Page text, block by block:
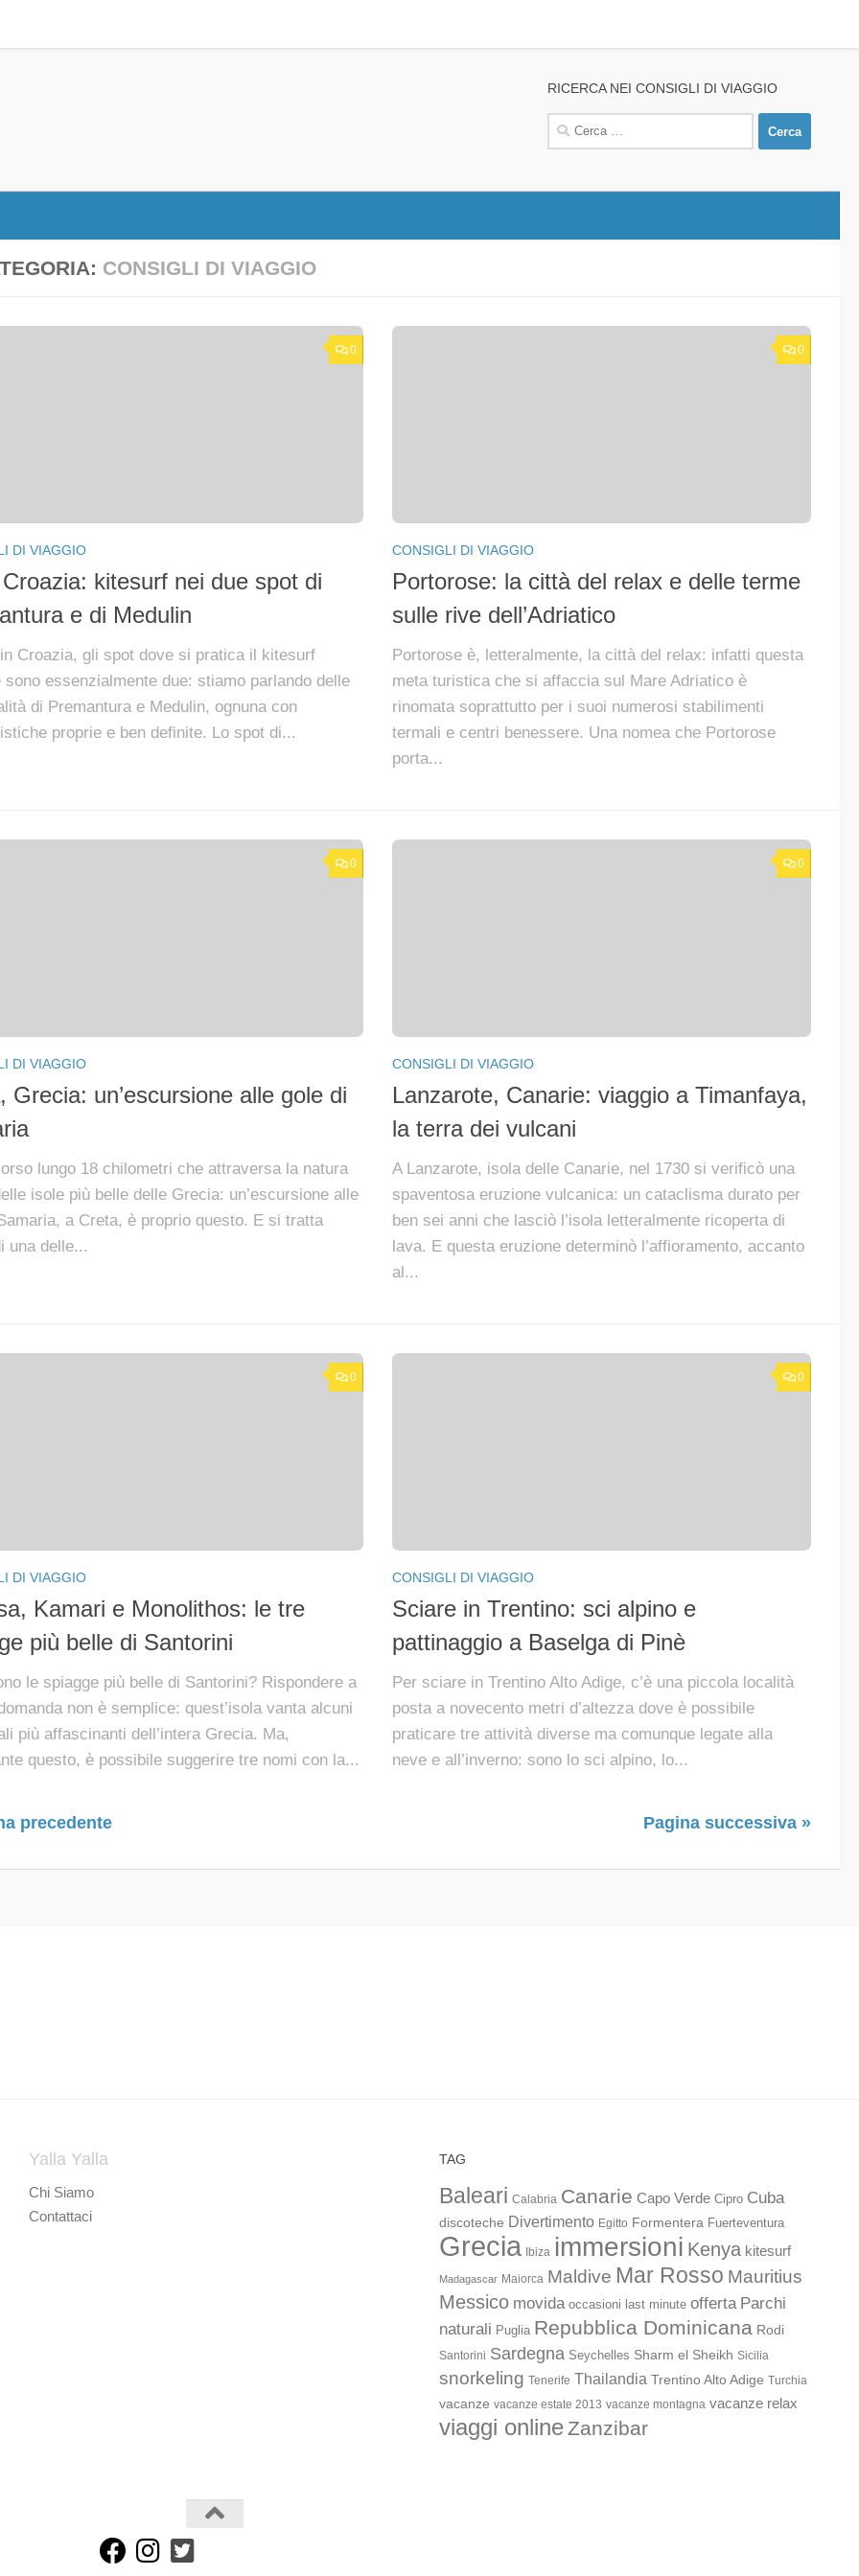
RICERCA NEI CONSIGLI DI VIAGGIO
Ricerca
per:
CONSIGLI DI VIAGGIO
0
DI VIAGGIO
kitesurf nei due spot di
e di Medulin
Croazia, gli spot dove si pratica il kitesurf
sono essenzialmente due: stiamo parlando delle
di Premantura e Medulin, ognuna con
proprie e ben definite. Lo spot di...
0
CONSIGLI DI VIAGGIO
Portorose: la città del relax e delle terme
sulle rive dell’Adriatico
Portorose è, letteralmente, la città del relax: infatti questa
meta turistica che si affaccia sul Mare Adriatico è
rinomata soprattutto per i suoi numerosi stabilimenti
termali e centri benessere. Una nomea che Portorose
porta...
0
DI VIAGGIO
Grecia: un’escursione alle gole di
lungo 18 chilometri che attraversa la natura
isole più belle delle Grecia: un’escursione alle
a Creta, è proprio questo. E si tratta
una delle...
0
CONSIGLI DI VIAGGIO
Lanzarote, Canarie: viaggio a Timanfaya,
la terra dei vulcani
A Lanzarote, isola delle Canarie, nel 1730 si verificò una
spaventosa eruzione vulcanica: un cataclisma durato per
ben sei anni che lasciò l’isola letteralmente ricoperta di
lava. E questa eruzione determinò l’affioramento, accanto
al...
0
DI VIAGGIO
Kamari e Monolithos: le tre
più belle di Santorini
le spiagge più belle di Santorini? Rispondere a
non è semplice: quest’isola vanta alcuni
più affascinanti dell’intera Grecia. Ma,
questo, è possibile suggerire tre nomi con la...
0
CONSIGLI DI VIAGGIO
Sciare in Trentino: sci alpino e
pattinaggio a Baselga di Pinè
Per sciare in Trentino Alto Adige, c’è una piccola località
posta a novecento metri d’altezza dove è possibile
praticare tre attività diverse ma comunque legate alla
neve e all’inverno: sono lo sci alpino, lo...
precedente Pagina successiva »
Yalla Yalla
Chi Siamo
Contattaci
TAG
Baleari Calabria Canarie Capo Verde Cipro Cuba
discoteche Divertimento Egitto Formentera Fuerteventura
Grecia Ibiza immersioni Kenya kitesurf
Madagascar Maiorca Maldive Mar Rosso Mauritius
Messico movida occasioni last minute offerta Parchi
naturali Puglia Repubblica Dominicana Rodi
Santorini Sardegna Seychelles Sharm el Sheikh Sicilia
snorkeling Tenerife Thailandia Trentino Alto Adige Turchia
vacanze vacanze estate 2013 vacanze montagna vacanze relax
viaggi onlineZanzibar